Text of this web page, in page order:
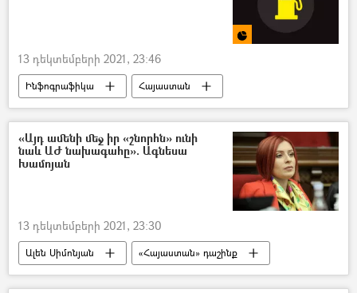
13 դեկտեմբերի 2021, 23:46
Ինֆոգրաֆիկա
Հայաստան
բենզին
նավթ
գին
վառելիք
«Այդ ամենի մեջ իր «շնորհն» ունի
նաև ԱԺ նախագահը». Ագնեսա
Խամոյան
13 դեկտեմբերի 2021, 23:30
Ալեն Սիմոնյան
«Հայաստան» դաշինք
պոդկաստ
Ագնեսա Խամոյան